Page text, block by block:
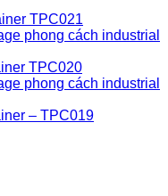
TPC021
TPC020
– TPC019